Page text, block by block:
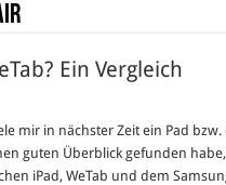
Ein Vergleich
mir in nächster Zeit ein Pad
guten Überblick gefunden
iPad, WeTab und dem